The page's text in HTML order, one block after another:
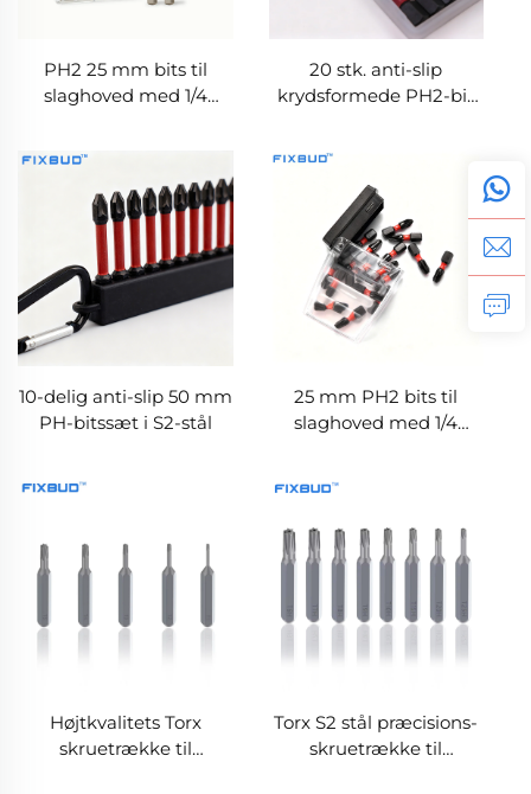
PH2 25 mm bits til
slaghoved med 1/4
20 stk. anti-slip
krydsformede PH2-bit
S2-stål, 25 mm, 1/4
10-delig anti-slip 50 mm
PH-bitssæt i S2-stål
25 mm PH2 bits til
slaghoved med 1/4
Højtkvalitets Torx
skruetrække til
Torx S2 stål præcisions-
skruetrække til